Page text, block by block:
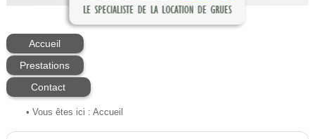
Accueil
Prestations
Contact
• Vous êtes ici : Accueil